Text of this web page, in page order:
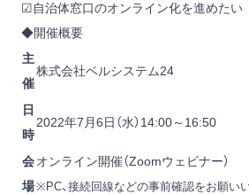
☑自治体窓口のオンライン化を進めたい
◆開催概要
主
催
株式会社ベルシステム24
日
時
2022年7月6日（水）14:00～16:50
会
場
オンライン開催（Zoomウェビナー）
※PC、接続回線などの事前確認をお願い